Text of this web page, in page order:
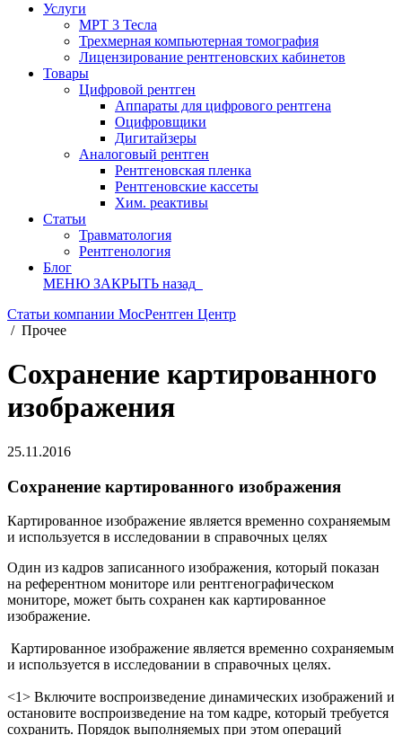
Услуги
МРТ 3 Тесла
Трехмерная компьютерная томография
Лицензирование рентгеновских кабинетов
Товары
Цифровой рентген
Аппараты для цифрового рентгена
Оцифровщики
Дигитайзеры
Аналоговый рентген
Рентгеновская пленка
Рентгеновские кассеты
Хим. реактивы
Статьи
Травматология
Рентгенология
Блог
МЕНЮ ЗАКРЫТЬ назад
Статьи компании МосРентген Центр
/ Прочее
Сохранение картированного
изображения
25.11.2016
Сохранение картированного изображения
Картированное изображение является временно сохраняемым
и используется в исследовании в справочных целях
Один из кадров записанного изображения, который показан
на референтном мониторе или рентгенографическом
мониторе, может быть сохранен как картированное
изображение.
Картированное изображение является временно сохраняемым
и используется в исследовании в справочных целях.
<1> Включите воспроизведение динамических изображений и
остановите воспроизведение на том кадре, который требуется
сохранить. Порядок выполняемых при этом операций